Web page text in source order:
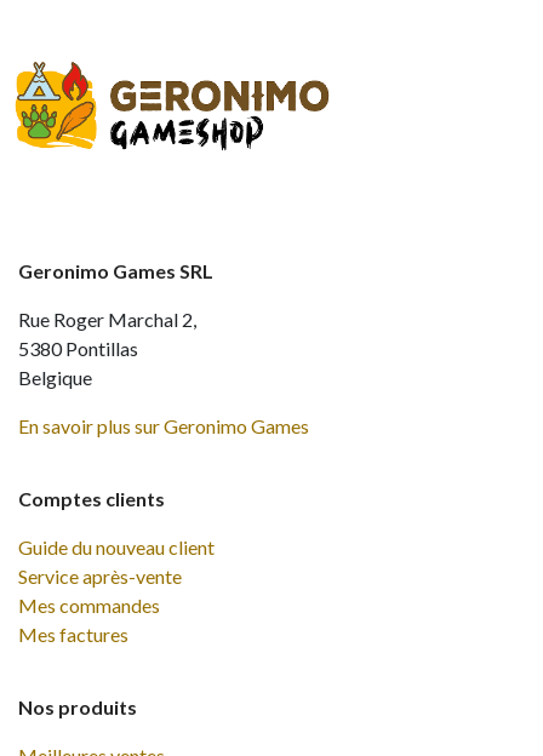
Comptes clients
Guide du nouveau client
Service après-vente
Mes commandes
Mes factures
Nos produits
Geronimo Games SRL
Rue Roger Marchal 2,
5380 Pontillas
Belgique
En savoir plus sur Geronimo Games